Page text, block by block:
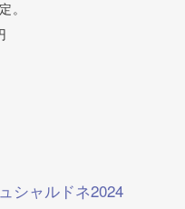
。
シャルドネ2024